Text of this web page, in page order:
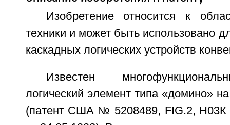
Изобретение относится к
техники и может быть использовано
каскадных логических устройств
Известен
логический элемент типа «домино»
(патент США № 5208489, FIG.2, Н03К